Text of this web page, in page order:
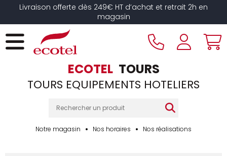
Livraison offerte dès 249€ HT d’achat et retrait 2h en
magasin
ECOTEL TOURS
TOURS EQUIPEMENTS HOTELIERS
Notre magasin Nos horaires Nos réalisations
Panneau de gestion des cookies